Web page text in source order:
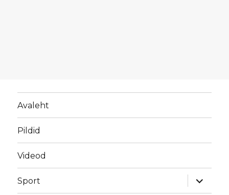
Avaleht
Pildid
Videod
Sport
laienda